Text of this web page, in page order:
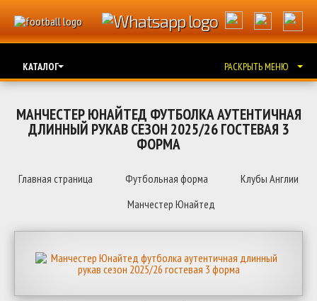
КАТАЛОГ РАСКРЫТЬ МЕНЮ
МАНЧЕСТЕР ЮНАЙТЕД ФУТБОЛКА АУТЕНТИЧНАЯ
ДЛИННЫЙ РУКАВ СЕЗОН 2025/26 ГОСТЕВАЯ 3
ФОРМА
Главная страница Футбольная форма
Клубы Англии
Манчестер Юнайтед